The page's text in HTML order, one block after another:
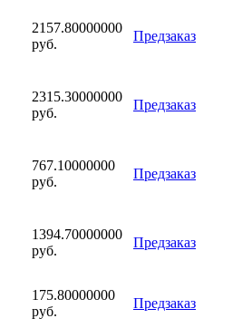
2157.80000000
руб.
Предзаказ
2315.30000000
руб.
Предзаказ
767.10000000
руб.
Предзаказ
1394.70000000
руб.
Предзаказ
175.80000000
руб.
Предзаказ